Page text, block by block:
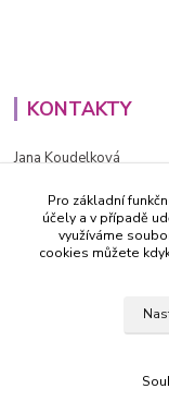
KONTAKTY
Jana Koudelková
PO - PÁ (8-16h)
info@decida.cz
Pro základní
účely a v případě
využíváme
cookies můžete